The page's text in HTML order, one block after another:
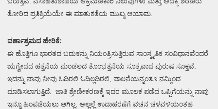
ತೋರಿದ ಪ್ರತಿಕ್ರಿಯೆಯೇ ಈ ಮಾತುಕತೆಯ ಮುಖ್ಯ ಆಯಾಮ.
ವರ್ಣಾಶ್ರಮದ ಹೇರಿಕೆ:
ಈ ಹೊತ್ತಿಗೂ ಭಾರತದ ಬದುಕನ್ನು ನಿಯಂತ್ರಿಸುತ್ತಿರುವ ಸಾಂಸ್ಕೃತಿಕ ಸಂವಿಧಾನವೆಂದರೆ
ಋಗ್ವೇದದ ಹತ್ತನೆಯ ಮಂಡಲದ ತೊಂಭತ್ತನೆಯ ಸೂತ್ರವಾದ ಪುರುಷ ಸೂಕ್ತವೆ.
ಇದನ್ನು ನಾವು ನೀವು ಓದಿರಲಿ ಓದಿಲ್ಲದಿರಲಿ, ಪಾಲನೆಯನ್ನಂತೂ ನಮ್ಮಿಂದ
ಮಾಡಿಸಲಾಗುತ್ತಿದೆ. ಜಾತಿ ಶ್ರೇಣೀಕರಣಕ್ಕೆ ಇದರ ಮೂಲಕ ಪಡೆದ ಒಪ್ಪಿಗೆಯನ್ನು ನಾವು
ಇನ್ನೂ ಹಿಂಪಡೆಯಲು ಆಗಿಲ್ಲ. ಅಲ್ಲಲ್ಲೆ ಉದಾಹರಣೆಗೆ ವಚನ ಚಳವಳಿಯಂತಹ